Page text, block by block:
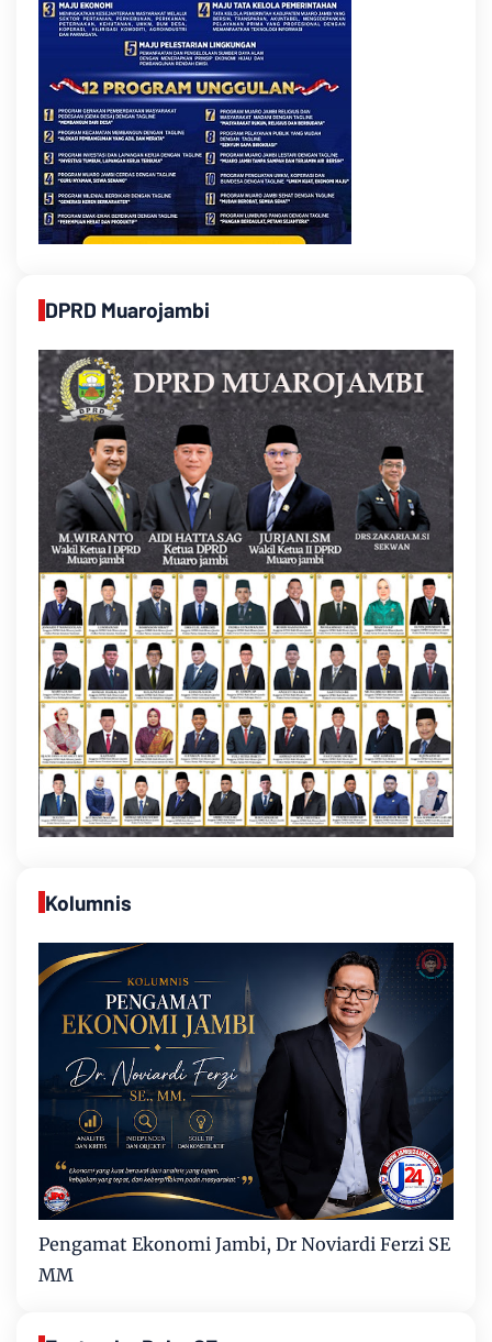
DPRD Muarojambi
Kolumnis
Pengamat Ekonomi Jambi, Dr Noviardi Ferzi SE
MM